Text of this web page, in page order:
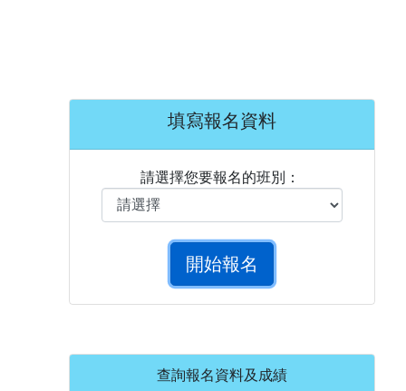
填寫報名資料
請選擇您要報名的班別：
查詢報名資料及成績